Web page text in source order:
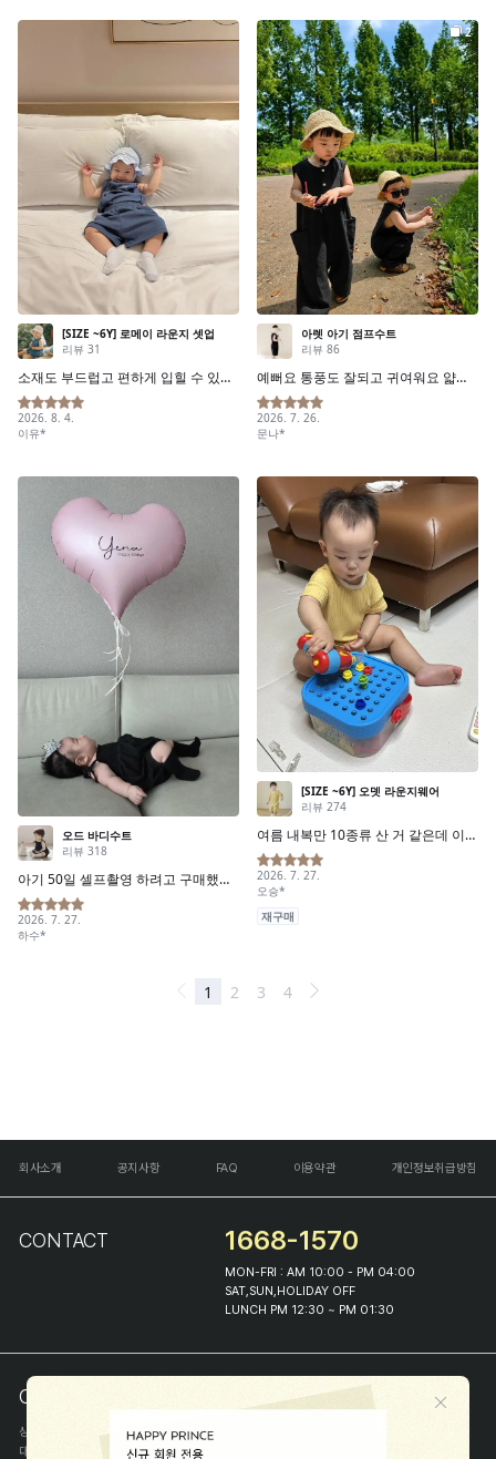
회사소개 공지사항 FAQ 이용약관 개인정보취급방침
CONTACT 1668-1570
MON-FRI : AM 10:00 - PM 04:00
SAT,SUN,HOLIDAY OFF
LUNCH PM 12:30 ~ PM 01:30
COMPANY INFO
상호
(주)해피프린스
대표
이화진